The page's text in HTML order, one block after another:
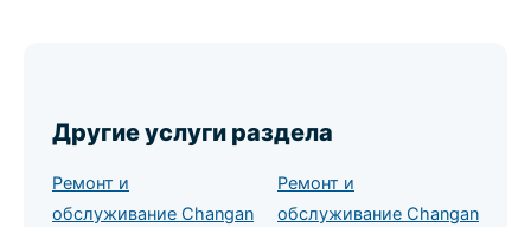
Другие услуги раздела
Ремонт и
обслуживание Changan
Ремонт и
обслуживание Changan